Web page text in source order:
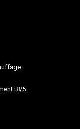
t8/5